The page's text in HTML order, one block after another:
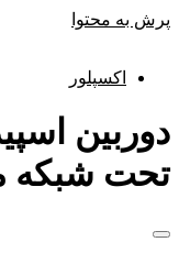
پرش به محتوا
اکسپلور
تحت شبکه مدل